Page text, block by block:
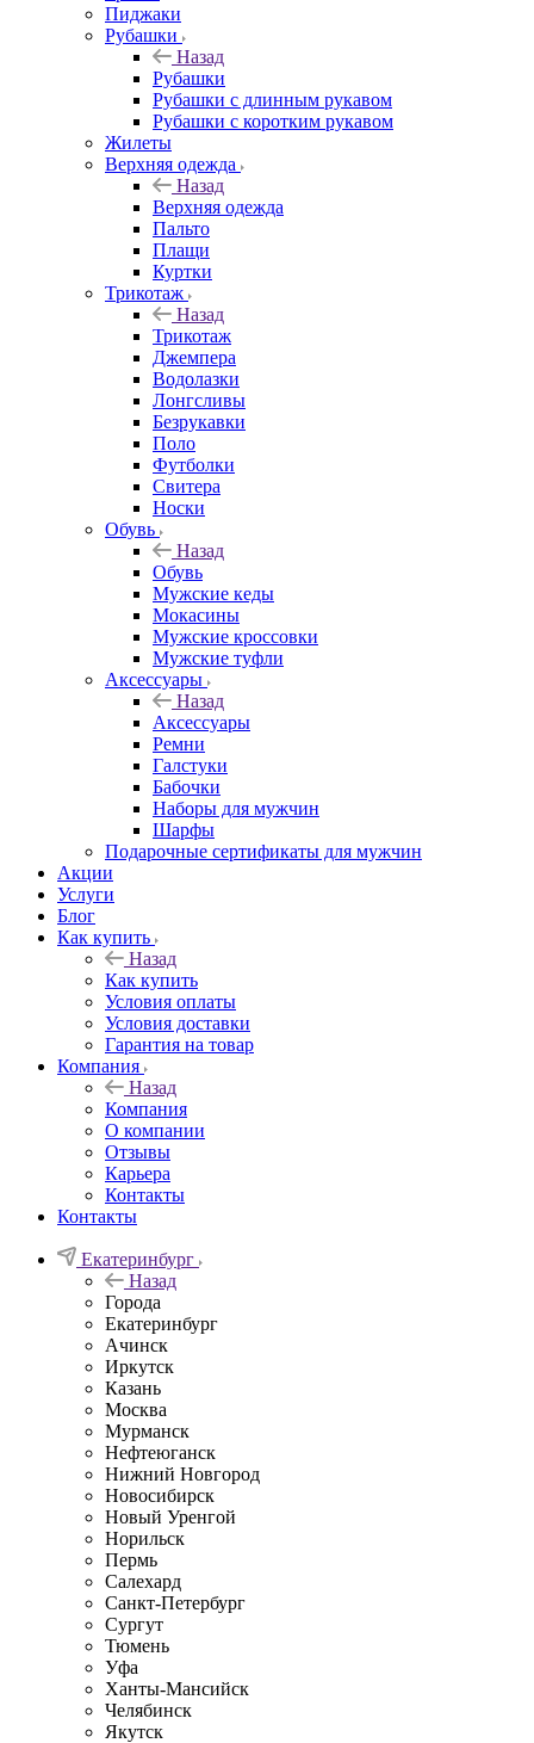
Пиджаки
Рубашки
Назад
Рубашки
Рубашки с длинным рукавом
Рубашки с коротким рукавом
Жилеты
Верхняя одежда
Назад
Верхняя одежда
Пальто
Плащи
Куртки
Трикотаж
Назад
Трикотаж
Джемпера
Водолазки
Лонгсливы
Безрукавки
Поло
Футболки
Свитера
Носки
Обувь
Назад
Обувь
Мужские кеды
Мокасины
Мужские кроссовки
Мужские туфли
Аксессуары
Назад
Аксессуары
Ремни
Галстуки
Бабочки
Наборы для мужчин
Шарфы
Подарочные сертификаты для мужчин
Акции
Услуги
Блог
Как купить
Назад
Как купить
Условия оплаты
Условия доставки
Гарантия на товар
Компания
Назад
Компания
О компании
Отзывы
Карьера
Контакты
Контакты
Екатеринбург
Назад
Города
Екатеринбург
Ачинск
Иркутск
Казань
Москва
Мурманск
Нефтеюганск
Нижний Новгород
Новосибирск
Новый Уренгой
Норильск
Пермь
Салехард
Санкт-Петербург
Сургут
Тюмень
Уфа
Ханты-Мансийск
Челябинск
Якутск